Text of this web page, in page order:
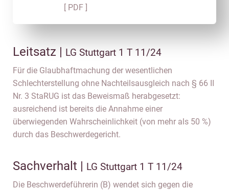
[ PDF ]
Leitsatz | LG Stuttgart 1 T 11/24
Für die Glaubhaftmachung der wesentlichen
Schlechterstellung ohne Nachteilsausgleich nach § 66 II
Nr. 3 StaRUG ist das Beweismaß herabgesetzt:
ausreichend ist bereits die Annahme einer
überwiegenden Wahrscheinlichkeit (von mehr als 50 %)
durch das Beschwerdegericht.
Sachverhalt | LG Stuttgart 1 T 11/24
Die Beschwerdeführerin (B) wendet sich gegen die